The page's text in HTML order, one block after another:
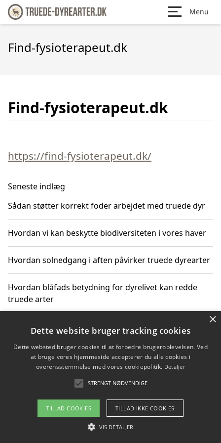
Menu
Find-fysioterapeut.dk
Find-fysioterapeut.dk
https://find-fysioterapeut.dk/
Seneste indlæg
Sådan støtter korrekt foder arbejdet med truede dyr
Hvordan vi kan beskytte biodiversiteten i vores haver
Hvordan solnedgang i aften påvirker truede dyrearter
Hvordan blåfads betydning for dyrelivet kan redde
truede arter
Hvordan kan gaver til unge voksne støtte bevarelsen
Copyright 2026 - Pilanto Aps
Om / kontakt
Blog Betingelser
×
Dette website bruger tracking cookies
Dette websted bruger cookies til at forbedre brugeroplevelsen. Ved
at bruge vores hjemmeside accepterer du alle cookies i
overensstemmelse med vores cookiepolitik. Detaljer
STRENGT NØDVENDIGE
TILLAD COOKIES TILLAD IKKE COOKIES
VIS DETALJER